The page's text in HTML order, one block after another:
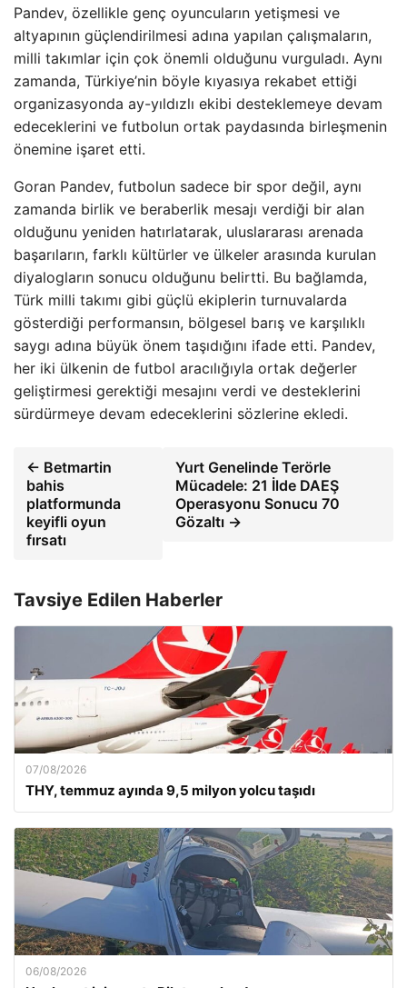
Pandev, özellikle genç oyuncuların yetişmesi ve
altyapının güçlendirilmesi adına yapılan çalışmaların,
milli takımlar için çok önemli olduğunu vurguladı. Aynı
zamanda, Türkiye’nin böyle kıyasıya rekabet ettiği
organizasyonda ay-yıldızlı ekibi desteklemeye devam
edeceklerini ve futbolun ortak paydasında birleşmenin
önemine işaret etti.
Goran Pandev, futbolun sadece bir spor değil, aynı
zamanda birlik ve beraberlik mesajı verdiği bir alan
olduğunu yeniden hatırlatarak, uluslararası arenada
başarıların, farklı kültürler ve ülkeler arasında kurulan
diyalogların sonucu olduğunu belirtti. Bu bağlamda,
Türk milli takımı gibi güçlü ekiplerin turnuvalarda
gösterdiği performansın, bölgesel barış ve karşılıklı
saygı adına büyük önem taşıdığını ifade etti. Pandev,
her iki ülkenin de futbol aracılığıyla ortak değerler
geliştirmesi gerektiği mesajını verdi ve desteklerini
sürdürmeye devam edeceklerini sözlerine ekledi.
← Betmartin
bahis
platformunda
keyifli oyun
fırsatı
Yurt Genelinde Terörle
Mücadele: 21 İlde DAEŞ
Operasyonu Sonucu 70
Gözaltı →
Tavsiye Edilen Haberler
07/08/2026
THY, temmuz ayında 9,5 milyon yolcu taşıdı
06/08/2026